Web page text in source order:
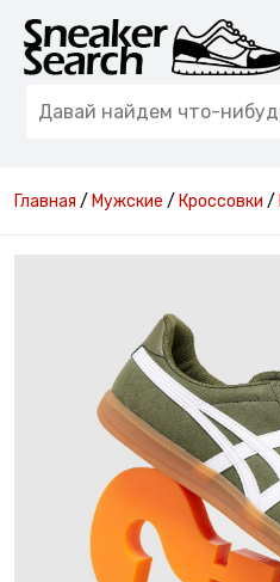
Главная / Мужские / Кроссовки /